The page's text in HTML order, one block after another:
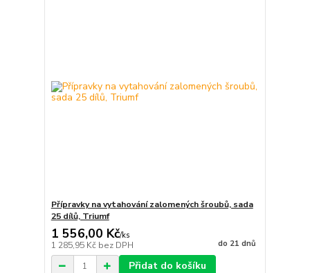
Přípravky na vytahování zalomených šroubů, sada
25 dílů, Triumf
1 556,00 Kč/ks
1 285,95 Kč bez DPH do 21 dnů
Přidat do košíku